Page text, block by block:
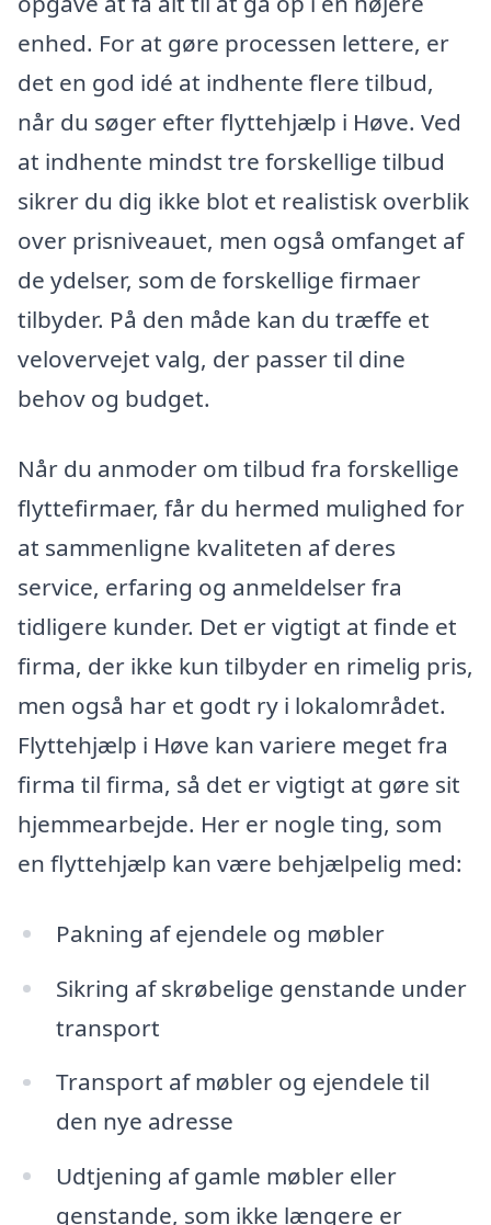
enhed. For at gøre processen lettere, er
det en god idé at indhente flere tilbud,
når du søger efter flyttehjælp i Høve. Ved
at indhente mindst tre forskellige tilbud
sikrer du dig ikke blot et realistisk overblik
over prisniveauet, men også omfanget af
de ydelser, som de forskellige firmaer
tilbyder. På den måde kan du træffe et
velovervejet valg, der passer til dine
behov og budget.
Når du anmoder om tilbud fra forskellige
flyttefirmaer, får du hermed mulighed for
at sammenligne kvaliteten af deres
service, erfaring og anmeldelser fra
tidligere kunder. Det er vigtigt at finde et
firma, der ikke kun tilbyder en rimelig pris,
men også har et godt ry i lokalområdet.
Flyttehjælp i Høve kan variere meget fra
firma til firma, så det er vigtigt at gøre sit
hjemmearbejde. Her er nogle ting, som
en flyttehjælp kan være behjælpelig med:
Pakning af ejendele og møbler
Sikring af skrøbelige genstande under
transport
Transport af møbler og ejendele til
den nye adresse
Udtjening af gamle møbler eller
genstande, som ikke længere er